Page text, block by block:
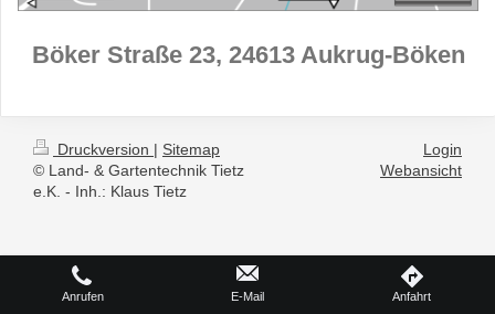
Böker Straße 23, 24613 Aukrug-Böken
Druckversion | Sitemap
© Land- & Gartentechnik Tietz
e.K. - Inh.: Klaus Tietz
Login
Webansicht
Anrufen E-Mail Anfahrt